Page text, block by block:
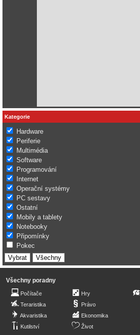
Kategorie
Hardware
Periferie
Multimédia
Software
Programování
Internet
Operační systémy
PC sestavy
Ostatní
Mobily a tablety
Notebooky
Připomínky
Pokec
Všechny poradny
Počítače
Teraristika
Akvaristika
Kutilství
Hry
Právo
Ekonomika
Život